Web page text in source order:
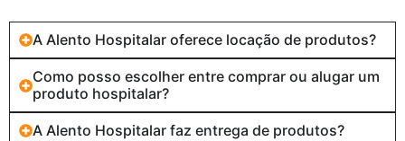
A Alento Hospitalar oferece locação de produtos?
Como posso escolher entre comprar ou alugar um
produto hospitalar?
A Alento Hospitalar faz entrega de produtos?